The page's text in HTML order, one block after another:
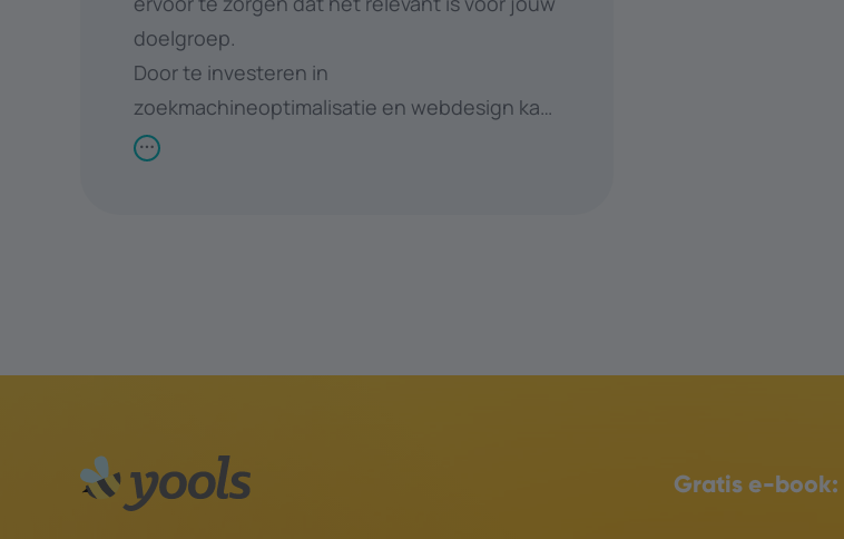
doelgroep.
Door te investeren in
zoekmachineoptimalisatie en webdesign kan
je jouw online aanwezigheid vergroten en
Gratis e-book: